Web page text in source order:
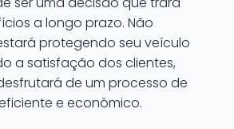
a longo prazo. Não
protegendo seu veículo
a satisfação dos clientes,
de um processo de
e econômico.